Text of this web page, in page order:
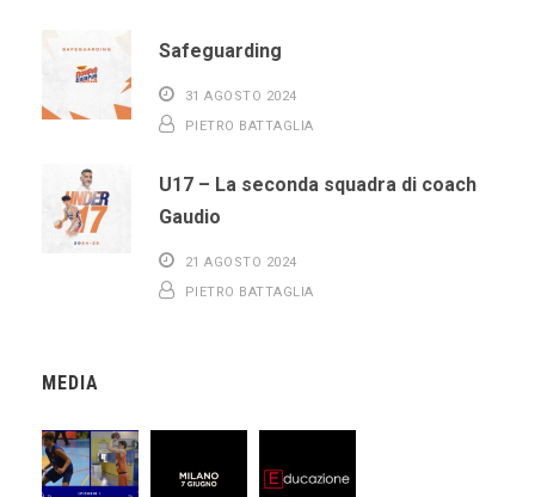
Safeguarding
31 AGOSTO 2024
PIETRO BATTAGLIA
U17 – La seconda squadra di coach
Gaudio
21 AGOSTO 2024
PIETRO BATTAGLIA
MEDIA